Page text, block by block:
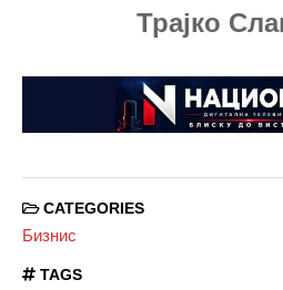
Трајко
CATEGORIES
Бизнис
TAGS